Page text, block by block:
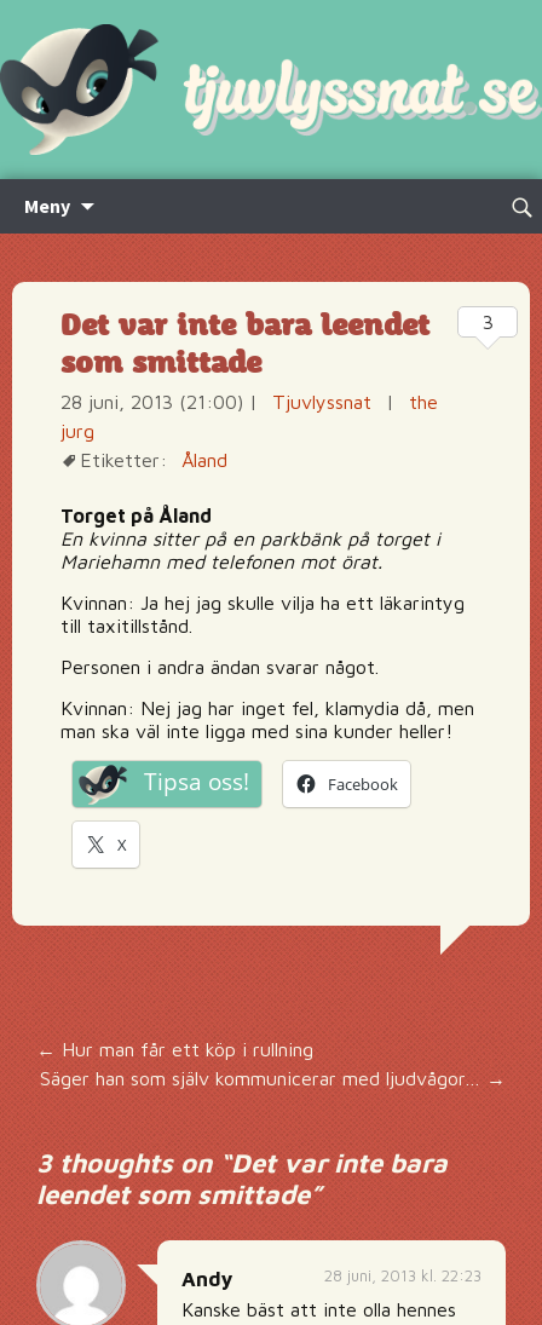
Meny
innehåll
Sök
Det var inte bara leendet
som smittade
28 juni, 2013 (21:00) | Tjuvlyssnat |
the
jurg
Etiketter:
Åland
Torget på Åland
En kvinna sitter på en parkbänk på torget i
Mariehamn med telefonen mot örat.
Kvinnan: Ja hej jag skulle vilja ha ett läkarintyg
till taxitillstånd.
Personen i andra ändan svarar något.
Kvinnan: Nej jag har inget fel, klamydia då, men
man ska väl inte ligga med sina kunder heller!
Tipsa oss! Facebook
X
3
Inläggsnavigering
←Hur man får ett köp i rullning
Säger han som själv kommunicerar med ljudvågor… →
3 thoughts on “Det var inte bara
leendet som smittade”
28 juni, 2013 kl. 22:23
Andy
Kanske bäst att inte olla hennes